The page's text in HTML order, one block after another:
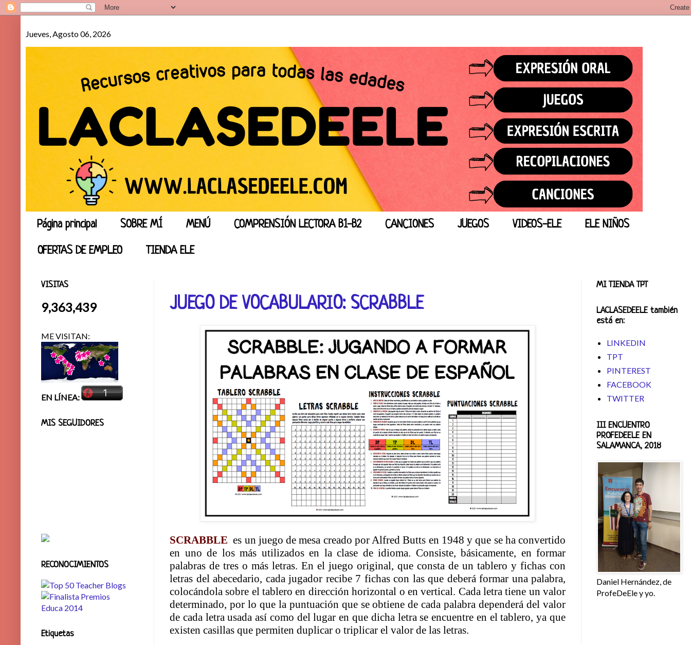
Jueves, Agosto 06, 2026
Página principal SOBRE MÍ MENÚ COMPRENSIÓN LECTORA B1-B2 CANCIONES JUEGOS VIDEOS-ELE ELE NIÑOS
OFERTAS DE EMPLEO TIENDA ELE
JUEGO DE VOCABULARIO: SCRABBLE
SCRABBLE es un juego de mesa creado por Alfred Butts en 1948 y que se ha convertido
en uno de los más utilizados en la clase de idioma. Consiste, básicamente, en formar
palabras de tres o más letras. En el juego original, que consta de un tablero y fichas con
letras del abecedario, cada jugador recibe 7 fichas con las que deberá formar una palabra,
colocándola sobre el tablero en dirección horizontal o en vertical. Cada letra tiene un valor
determinado, por lo que la puntuación que se obtiene de cada palabra dependerá del valor
de cada letra usada así como del lugar en que dicha letra se encuentre en el tablero, ya que
existen casillas que permiten duplicar o triplicar el valor de las letras.
VISITAS
9,363,439
ME VISITAN:
EN LÍNEA:
MIS SEGUIDORES
RECONOCIMIENTOS
Etiquetas
MI TIENDA TPT
LACLASEDEELE también
está en:
LINKEDIN
TPT
PINTEREST
FACEBOOK
TWITTER
III ENCUENTRO
PROFEDEELE EN
SALAMANCA, 2018
Daniel Hernández, de
ProfeDeEle y yo.